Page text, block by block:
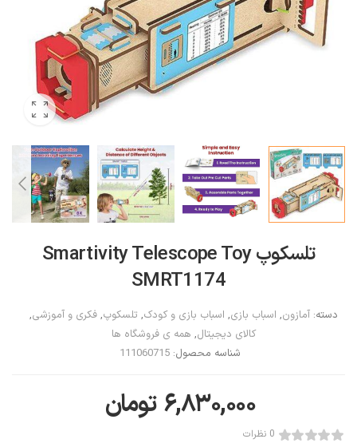
تلسکوپ Smartivity Telescope Toy
SMRT1174
دسته: آمازون, اسباب بازی, اسباب بازی و کودک, تلسکوپ, فکری و آموزشی,
کالای دیجیتال, همه ی فروشگاه ها
شناسه محصول:111060715
۶,۸۳۰,۰۰۰ تومان
0 نظرات